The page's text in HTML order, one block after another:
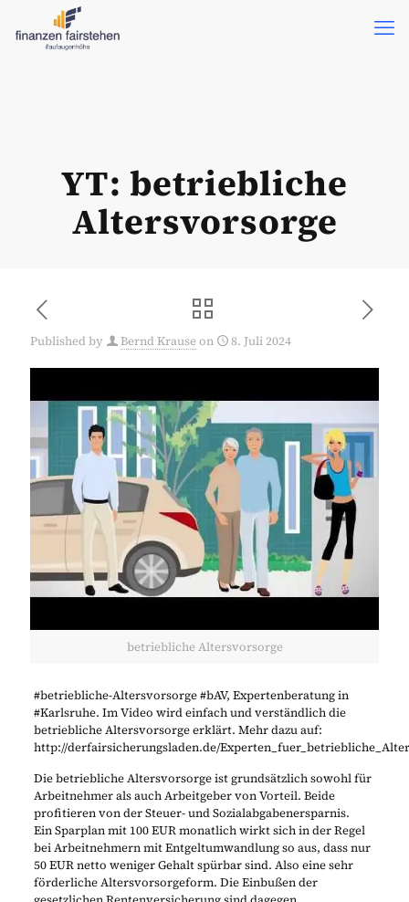
YT: betriebliche
Altersvorsorge
Published by Bernd Krause on 8. Juli 2024
betriebliche Altersvorsorge
#betriebliche-Altersvorsorge #bAV, Expertenberatung in
#Karlsruhe. Im Video wird einfach und verständlich die
betriebliche Altersvorsorge erklärt. Mehr dazu auf:
http://derfairsicherungsladen.de/
Die betriebliche Altersvorsorge ist grundsätzlich sowohl für
Arbeitnehmer als auch Arbeitgeber von Vorteil. Beide
profitieren von der Steuer- und Sozialabgabenersparnis.
Ein Sparplan mit 100 EUR monatlich wirkt sich in der Regel
bei Arbeitnehmern mit Entgeltumwandlung so aus, dass nur
50 EUR netto weniger Gehalt spürbar sind. Also eine sehr
förderliche Altersvorsorgeform. Die Einbußen der